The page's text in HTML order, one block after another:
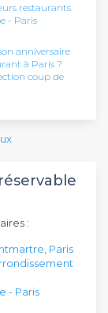
restaurants
- Paris
anniversaire
à Paris ?
coup de
:
Paris
- Paris